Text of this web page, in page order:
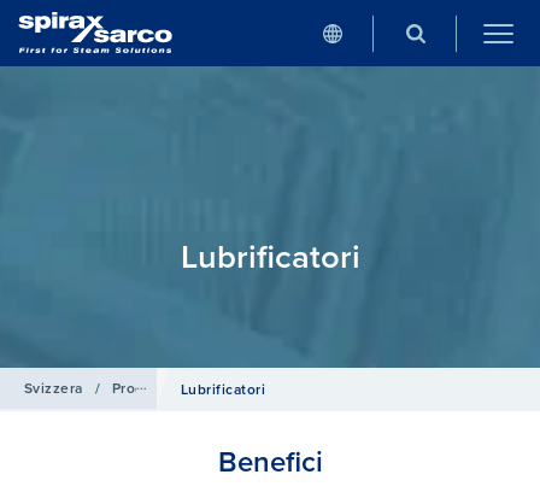
Lubrificatori
Svizzera / Prodotti e Sistemi /
Lubrificatori
Benefici